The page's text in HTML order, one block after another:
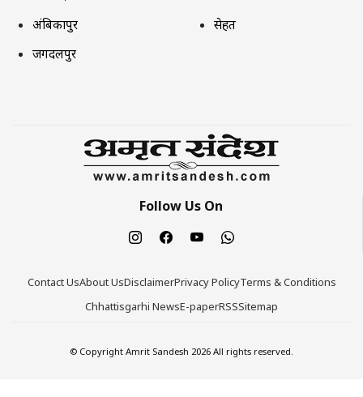
अंबिकापुर
जगदलपुर
सेहत
Follow Us On
Contact UsAbout UsDisclaimerPrivacy PolicyTerms & Conditions
Chhattisgarhi NewsE-paperRSSSitemap
© Copyright Amrit Sandesh 2026 All rights reserved.